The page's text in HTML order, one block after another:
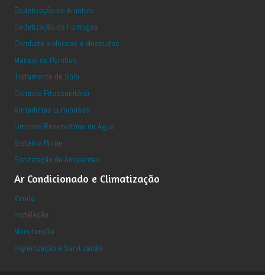
Dedetização de Aranhas
Dedetização de Formigas
Combate a Moscas e Mosquitos
Manejo de Pombos
Tratamento de Solo
Controle Fitossanitário
Armadilhas Luminosas
Limpeza Reservatório de Água
Sistema Prime
Sanitização de Ambientes
Ar Condicionado e Climatização
Venda
Instalação
Manutenção
Higienização e Sanitizacão